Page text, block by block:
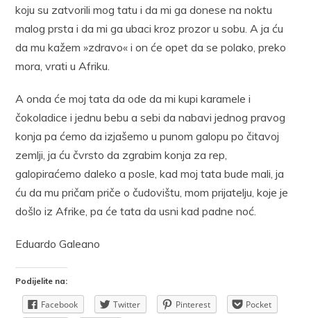
koju su zatvorili mog tatu i da mi ga donese na noktu
malog prsta i da mi ga ubaci kroz prozor u sobu. A ja ću
da mu kažem »zdravo« i on će opet da se polako, preko
mora, vrati u Afriku.
A onda će moj tata da ode da mi kupi karamele i
čokoladice i jednu bebu a sebi da nabavi jednog pravog
konja pa ćemo da izjašemo u punom galopu po čitavoj
zemlji, ja ću čvrsto da zgrabim konja za rep,
galopiraćemo daleko a posle, kad moj tata bude mali, ja
ću da mu pričam priče o čudovištu, mom prijatelju, koje je
došlo iz Afrike, pa će tata da usni kad padne noć.
Eduardo Galeano
Podijelite na:
Facebook Twitter Pinterest
Pocket